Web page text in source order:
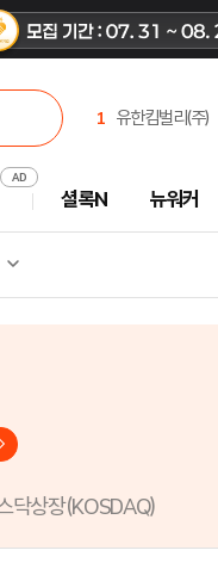
1 유한킴벌리(주)
4
한국산업인력공단
5 한국부동산원
셜록N 뉴워커
닥상장(KOSDAQ)